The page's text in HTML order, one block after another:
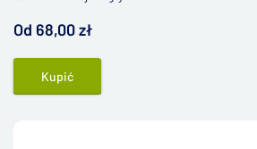
Od 68,00 zł
Kupić